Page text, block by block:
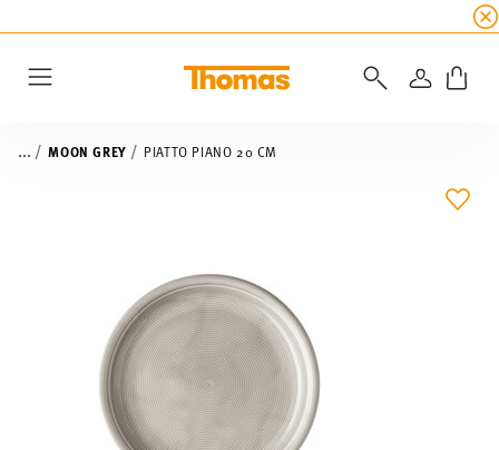
☀️ fino al 45% di sconto su tutte
ACCEDI
... MOON GREY PIATTO PIANO 20 CM